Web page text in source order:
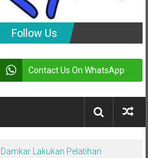
Follow Us
Contact Us On WhatsApp
Lakukan Pelatihan